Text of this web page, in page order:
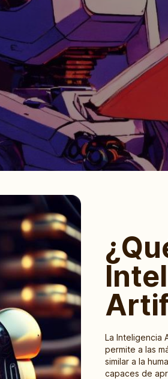
La Inteligencia
permite a las
similar a la
capaces de